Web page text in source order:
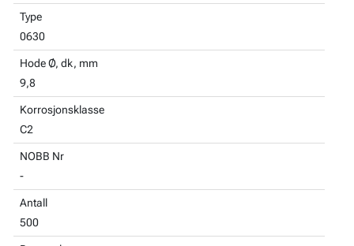
Type
0630
Hode Ø, dk, mm
9,8
Korrosjonsklasse
C2
NOBB Nr
-
Antall
500